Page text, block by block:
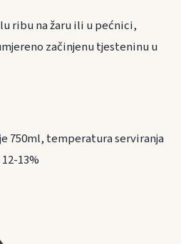
ribu na žaru ili u pećnici,
začinjenu tjesteninu u
750ml, temperatura serviranja
13%